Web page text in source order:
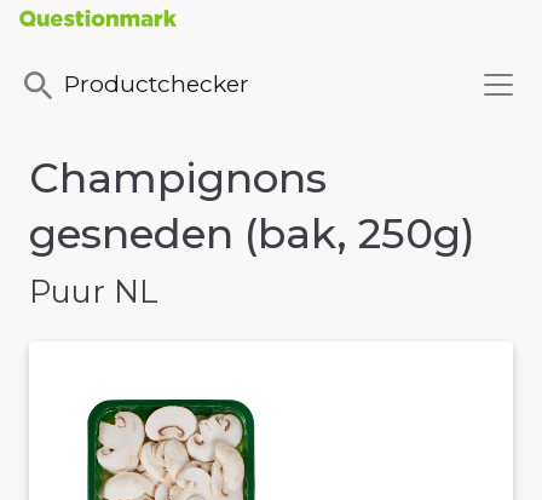
Productchecker
Champignons
gesneden (bak, 250g)
Puur NL